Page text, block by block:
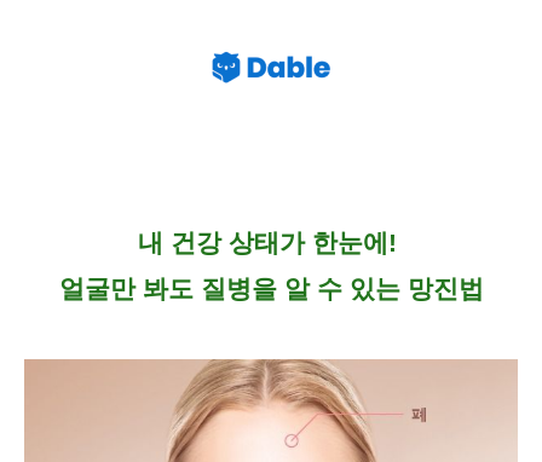
내 건강 상태가 한눈에!
얼굴만 봐도 질병을 알 수 있는 망진법